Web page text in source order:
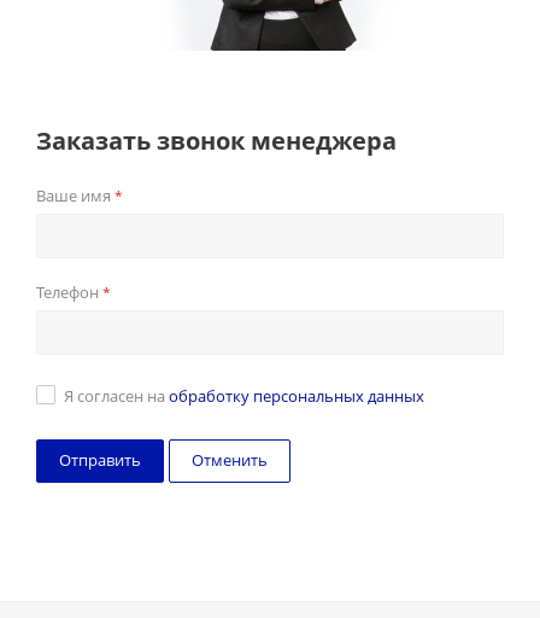
Заказать звонок менеджера
Ваше имя *
Телефон *
Я согласен на обработку персональных данных
Отменить